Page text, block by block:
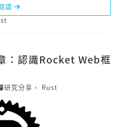
讀
：認識Rocket Web框
研究分享 、 Rust